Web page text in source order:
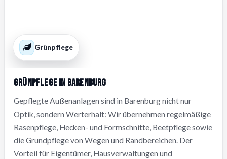
Grünpflege
Grünpflege in Barenburg
Gepflegte Außenanlagen sind in Barenburg nicht nur
Optik, sondern Werterhalt: Wir übernehmen regelmäßige
Rasenpflege, Hecken- und Formschnitte, Beetpflege sowie
die Grundpflege von Wegen und Randbereichen. Der
Vorteil für Eigentümer, Hausverwaltungen und